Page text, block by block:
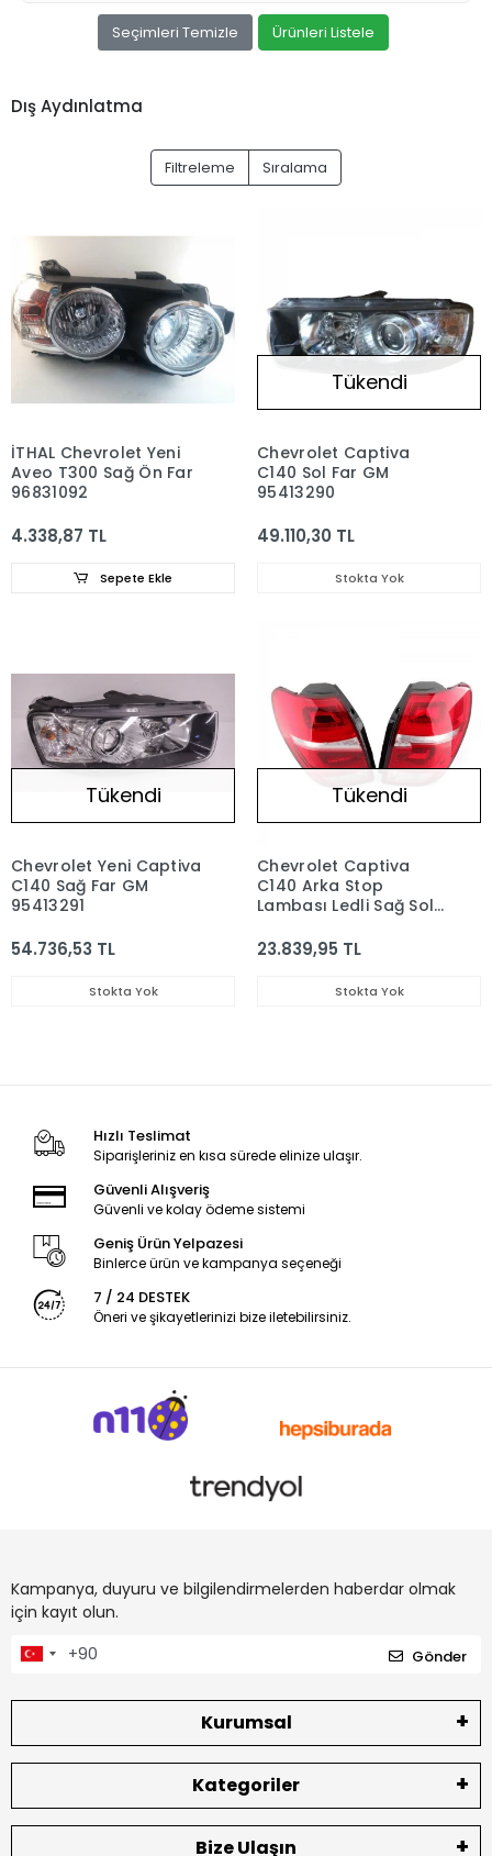
Seçimleri Temizle Ürünleri Listele
Dış Aydınlatma
Filtreleme Sıralama
İTHAL Chevrolet Yeni
Aveo T300 Sağ Ön Far
96831092
4.338,87 TL
Sepete Ekle
Tükendi
Chevrolet Captiva
C140 Sol Far GM
95413290
49.110,30 TL
Stokta Yok
Tükendi
Chevrolet Yeni Captiva
C140 Sağ Far GM
95413291
54.736,53 TL
Stokta Yok
Tükendi
Chevrolet Captiva
C140 Arka Stop
Lambası Ledli Sağ Sol
23.839,95 TL
Stokta Yok
Hızlı Teslimat
Siparişleriniz en kısa sürede elinize ulaşır.
Güvenli Alışveriş
Güvenli ve kolay ödeme sistemi
Geniş Ürün Yelpazesi
Binlerce ürün ve kampanya seçeneği
7 / 24 DESTEK
Öneri ve şikayetlerinizi bize iletebilirsiniz.
Kampanya, duyuru ve bilgilendirmelerden haberdar olmak
için kayıt olun.
Gönder
Kurumsal
Kategoriler
Bize Ulaşın